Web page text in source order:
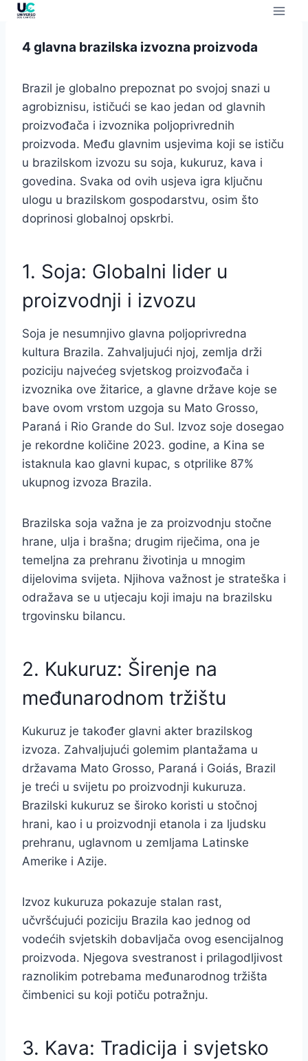
4 glavna brazilska izvozna proizvoda
Brazil je globalno prepoznat po svojoj snazi ​​u
agrobiznisu, ističući se kao jedan od glavnih
proizvođača i izvoznika poljoprivrednih
proizvoda. Među glavnim usjevima koji se ističu
u brazilskom izvozu su soja, kukuruz, kava i
govedina. Svaka od ovih usjeva igra ključnu
ulogu u brazilskom gospodarstvu, osim što
doprinosi globalnoj opskrbi.
1. Soja: Globalni lider u
proizvodnji i izvozu
Soja je nesumnjivo glavna poljoprivredna
kultura Brazila. Zahvaljujući njoj, zemlja drži
poziciju najvećeg svjetskog proizvođača i
izvoznika ove žitarice, a glavne države koje se
bave ovom vrstom uzgoja su Mato Grosso,
Paraná i Rio Grande do Sul. Izvoz soje dosegao
je rekordne količine 2023. godine, a Kina se
istaknula kao glavni kupac, s otprilike 87%
ukupnog izvoza Brazila.
Brazilska soja važna je za proizvodnju stočne
hrane, ulja i brašna; drugim riječima, ona je
temeljna za prehranu životinja u mnogim
dijelovima svijeta. Njihova važnost je strateška i
odražava se u utjecaju koji imaju na brazilsku
trgovinsku bilancu.
2. Kukuruz: Širenje na
međunarodnom tržištu
Kukuruz je također glavni akter brazilskog
izvoza. Zahvaljujući golemim plantažama u
državama Mato Grosso, Paraná i Goiás, Brazil
je treći u svijetu po proizvodnji kukuruza.
Brazilski kukuruz se široko koristi u stočnoj
hrani, kao i u proizvodnji etanola i za ljudsku
prehranu, uglavnom u zemljama Latinske
Amerike i Azije.
Izvoz kukuruza pokazuje stalan rast,
učvršćujući poziciju Brazila kao jednog od
vodećih svjetskih dobavljača ovog esencijalnog
proizvoda. Njegova svestranost i prilagodljivost
raznolikim potrebama međunarodnog tržišta
čimbenici su koji potiču potražnju.
3. Kava: Tradicija i svjetsko